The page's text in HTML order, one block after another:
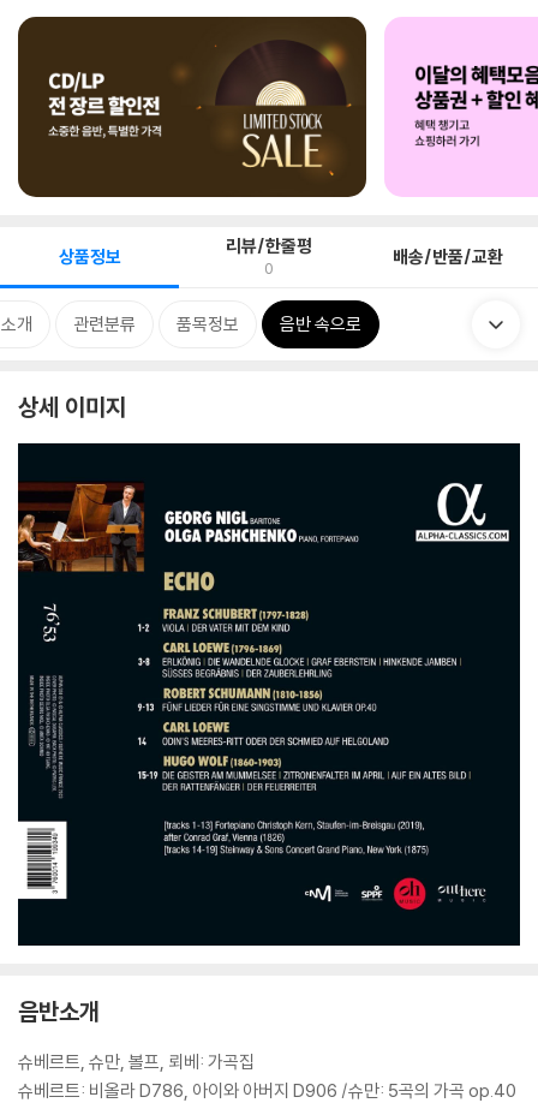
상품정보 리뷰/한줄평
0 배송/반품/교환
개 관련분류 품목정보 음반 속으로
상세 이미지
음반소개
슈베르트, 슈만, 볼프, 뢰베: 가곡집
슈베르트: 비올라 D786, 아이와 아버지 D906 /슈만: 5곡의 가곡 op.40